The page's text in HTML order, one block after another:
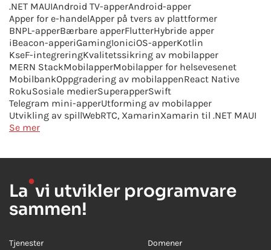
.NET MAUIAndroid TV-apperAndroid-apper
Apper for e-handelApper på tvers av plattformer
BNPL-apperBærbare apperFlutterHybride apper
iBeacon-apperiGamingIoniciOS-apperKotlin
KseF-integreringKvalitetssikring av mobilapper
MERN StackMobilapperMobilapper for helsevesenet
MobilbankOppgradering av mobilappenReact Native
RokuSosiale medierSuperapperSwift
Telegram mini-apperUtforming av mobilapper
Utvikling av spillWebRTC, XamarinXamarin til .NET MAUI
Se mer
La●vi utvikler programvare
sammen!
Tjenester
Domener